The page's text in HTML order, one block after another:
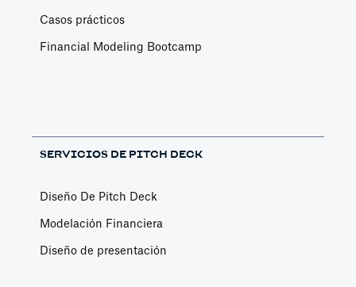
Casos prácticos
Financial Modeling Bootcamp
SERVICIOS DE PITCH DECK
Diseño De Pitch Deck
Modelación Financiera
Diseño de presentación